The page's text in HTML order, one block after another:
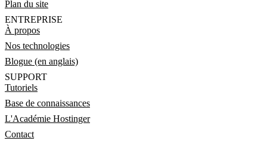
Plan du site
ENTREPRISE
À propos
Nos technologies
Blogue (en anglais)
SUPPORT
Tutoriels
Base de connaissances
L'Académie Hostinger
Contact